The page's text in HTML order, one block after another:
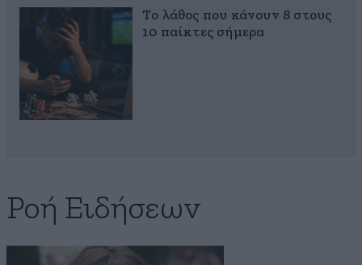
Το λάθος που κάνουν 8 στους
10 παίκτες σήμερα
Ροή Ειδήσεων